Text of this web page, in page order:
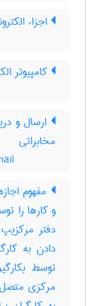
اجزاء
کامپیوتر
ارسال و
مخابراتی
مفهوم
و کارها را
دفتر
دادن به
توسط
مرکزی